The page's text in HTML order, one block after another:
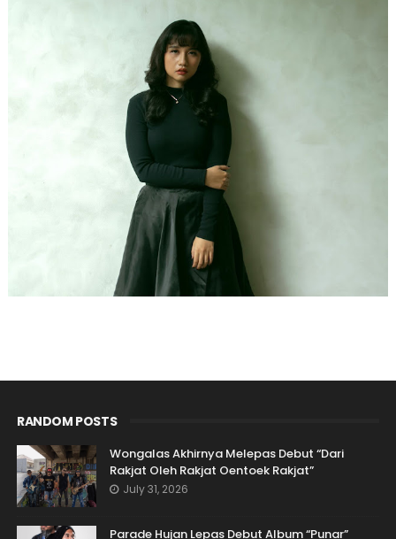
RANDOM POSTS
Wongalas Akhirnya Melepas Debut “Dari
Rakjat Oleh Rakjat Oentoek Rakjat”
July 31, 2026
Parade Hujan Lepas Debut Album “Punar”